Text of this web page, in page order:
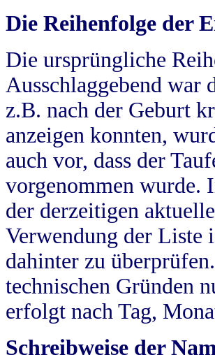
Die Reihenfolge der
Die ursprüngliche
Ausschlaggebend war
z.B. nach der Geburt
anzeigen konnten,
auch vor, dass der
vorgenommen wurde.
der derzeitigen
Verwendung der Liste
dahinter zu
technischen Gründen
erfolgt nach Tag,
Schreibweise der